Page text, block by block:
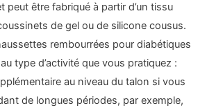
peut être fabriqué à partir d’un tissu
de gel ou de silicone cousus.
rembourrées pour diabétiques
type d’activité que vous pratiquez :
au niveau du talon si vous
de longues périodes, par exemple,